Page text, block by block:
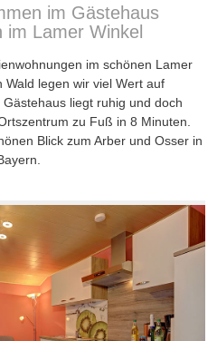
im Gästehaus
im Lamer Winkel
im schönen Lamer
Wald legen wir viel Wert auf
liegt ruhig und doch
zu Fuß in 8 Minuten.
Blick zum Arber und Osser in